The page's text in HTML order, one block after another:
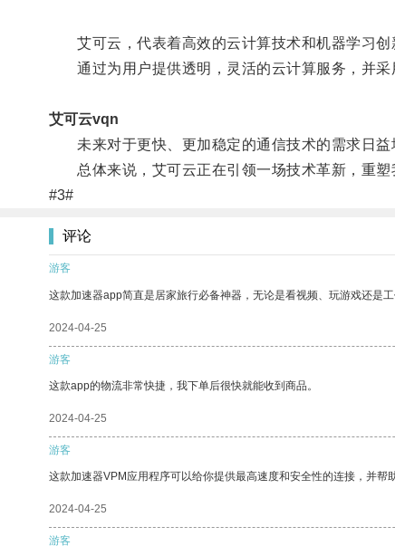
艾可云，代表着高效的云计算技术和机器学习创
通过为用户提供透明，灵活的云计算服务，并采
艾可云vqn
未来对于更快、更加稳定的通信技术的需求日益
总体来说，艾可云正在引领一场技术革新，重塑
#3#
评论
游客
这款加速器app简直是居家旅行必备神器，无论是看视频、玩游戏还是
2024-04-25
游客
这款app的物流非常快捷，我下单后很快就能收到商品。
2024-04-25
游客
这款加速器VPM应用程序可以给你提供最高速度和安全性的连接，并帮
2024-04-25
游客